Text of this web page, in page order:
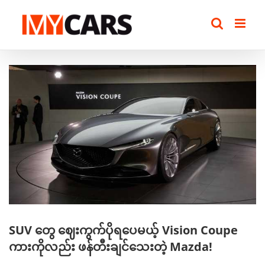
View
Image
SUV တွေ ဈေးကွက်ပိုရပေမယ့် Vision Coupe
ကားကိုလည်း ဖန်တီးချင်သေးတဲ့ Mazda!